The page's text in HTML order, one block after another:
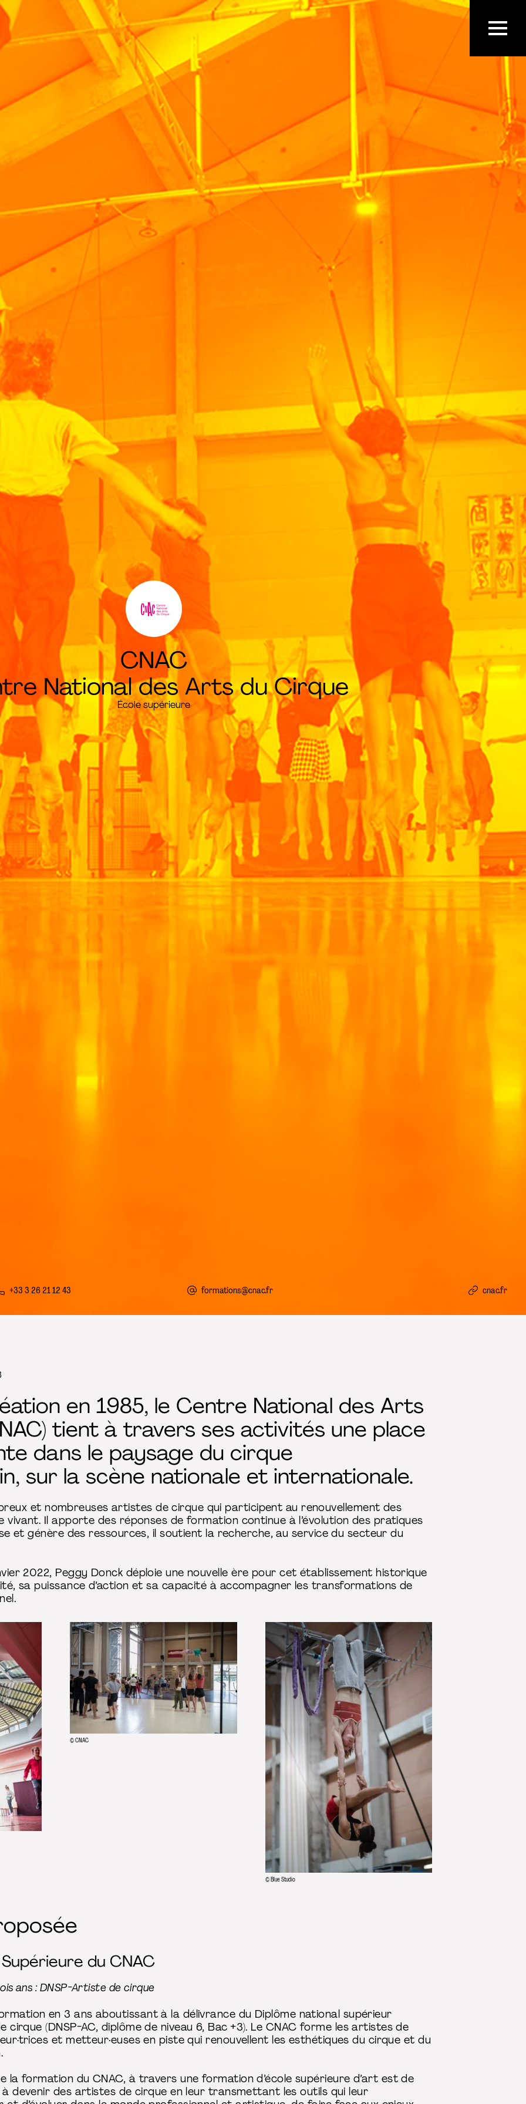
CNAC
National des Arts du Cirque
École supérieure
+33 3 26 21 12 43 formations@cnac.fr cnac.fr
en 1985, le Centre National des Arts
tient à travers ses activités une place
dans le paysage du cirque
sur la scène nationale et internationale.
et nombreuses artistes de cirque qui participent au renouvellement des
vivant. Il apporte des réponses de formation continue à l’évolution des pratiques
et génère des ressources, il soutient la recherche, au service du secteur du
2022, Peggy Donck déploie une nouvelle ère pour cet établissement historique
sa puissance d’action et sa capacité à accompagner les transformations de
© CNAC
© Blue Studio
du CNAC
ans : DNSP-Artiste de cirque
en 3 ans aboutissant à la délivrance du Diplôme national supérieur
cirque (DNSP-AC, diplôme de niveau 6, Bac +3). Le CNAC forme les artistes de
et metteur·euses en piste qui renouvellent les esthétiques du cirque et du
la formation du CNAC, à travers une formation d’école supérieure d’art est de
devenir des artistes de cirque en leur transmettant les outils qui leur